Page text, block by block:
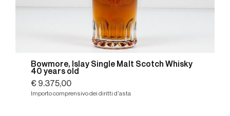
Bowmore, Islay Single Malt Scotch Whisky
40 years old
€ 9.375,00
Importo comprensivo dei diritti d'asta